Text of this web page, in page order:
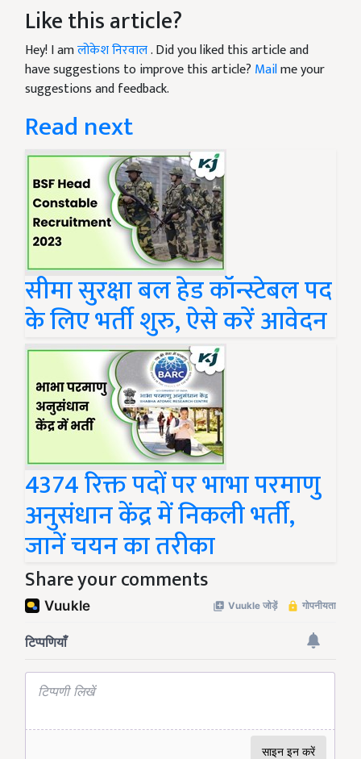
Like this article?
Hey! I amलोकेश निरवाल. Did you liked this article and
have suggestions to improve this article? Mailme your
suggestions and feedback.
Read next
सीमा सुरक्षा बल हेड कॉन्स्टेबल पद
के लिए भर्ती शुरु, ऐसे करें आवेदन
4374 रिक्त पदों पर भाभा परमाणु
अनुसंधान केंद्र में निकली भर्ती,
जानें चयन का तरीका
Share your comments